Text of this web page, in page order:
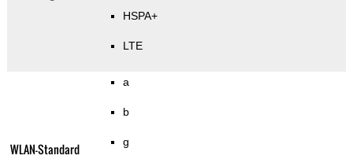
HSPA+
LTE
WLAN-Standard
a
b
g